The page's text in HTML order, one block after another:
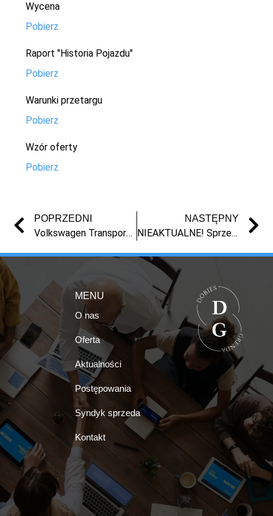
Wycena
Pobierz
Raport "Historia Pojazdu"
Pobierz
Warunki przetargu
Pobierz
Wzór oferty
Pobierz
POPRZEDNI
Volkswagen Transporter T4 1997 | Cena od 2 050 zł | Toruń
NASTĘPNY
NIEAKTUALNE! Sprzedaż samochodu z masy upadłości – Citroën Berlingo 1.6 HDI 2008
MENU
O nas
Oferta
Aktualności
Postępowania
Syndyk sprzeda
Kontakt